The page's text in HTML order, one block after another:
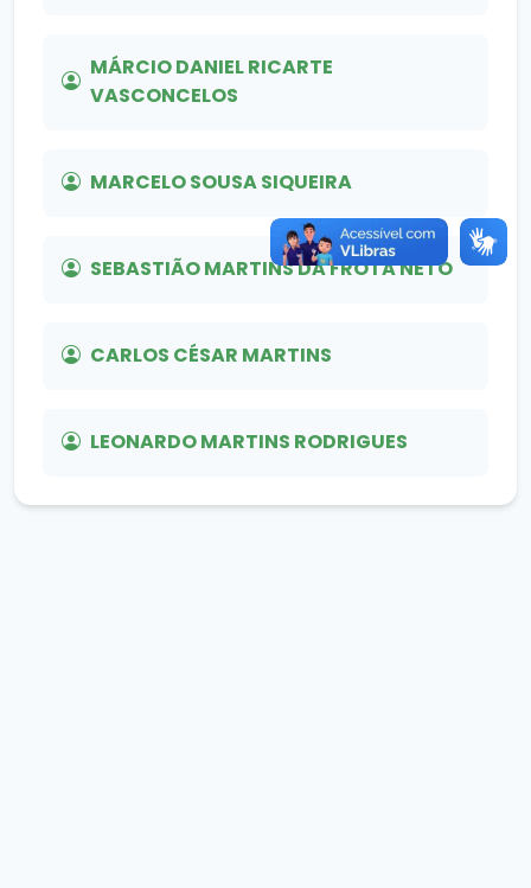
MÁRCIO DANIEL RICARTE
VASCONCELOS
MARCELO SOUSA SIQUEIRA
SEBASTIÃO MARTINS DA FROTA NETO
CARLOS CÉSAR MARTINS
LEONARDO MARTINS RODRIGUES